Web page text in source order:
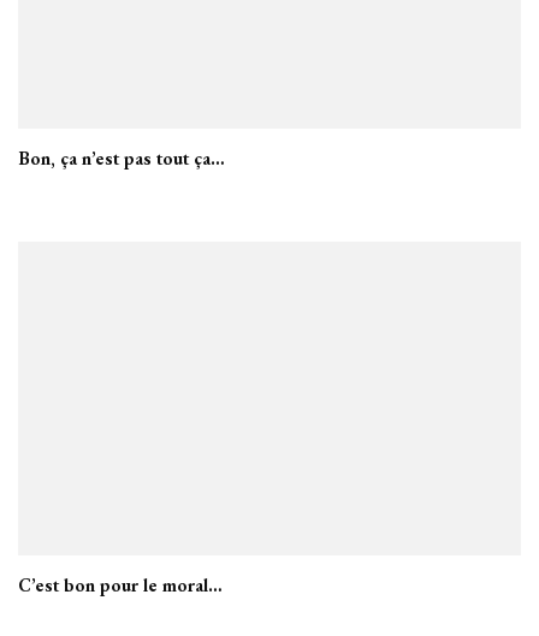
Bon, ça n’est pas tout ça…
C’est bon pour le moral…